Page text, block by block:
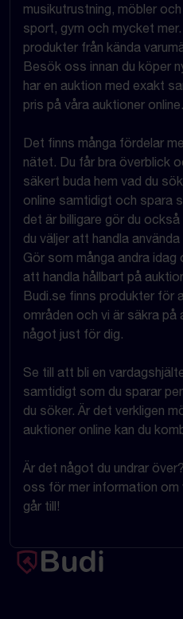
musikutrustning, möbler
sport, gym och mycket
produkter från kända
Besök oss innan du köper
har en auktion med exakt
pris på våra auktioner online.
Det finns många fördelar
nätet. Du får bra överblick
säkert buda hem vad du
online samtidigt och spara
det är billigare gör du
du väljer att handla
Gör som många andra
att handla hållbart på
Budi.se finns produkter för
områden och vi är säkra på
något just för dig.
Se till att bli en
samtidigt som du sparar
du söker. Är det verkligen
auktioner online kan du
Är det något du undrar
oss för mer information om
går till!